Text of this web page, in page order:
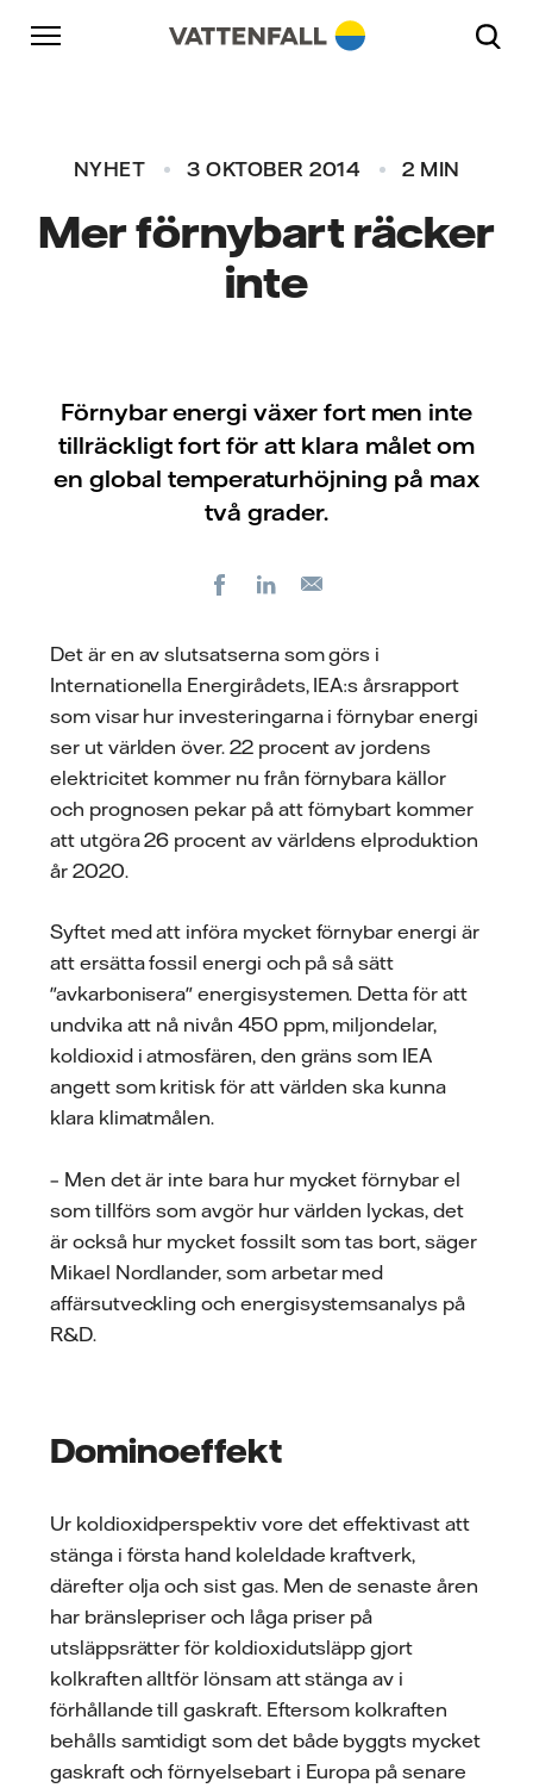
Skip to content
Gå till huvudnavigeringen
Gå till sidfoten
NYHET 3 OKTOBER 2014 2 MIN
Mer förnybart räcker
inte
Förnybar energi växer fort men inte
tillräckligt fort för att klara målet om
en global temperaturhöjning på max
två grader.
FacebookLinkedIn
Det är en av slutsatserna som görs i
Internationella Energirådets, IEA:s årsrapport
som visar hur investeringarna i förnybar energi
ser ut världen över. 22 procent av jordens
elektricitet kommer nu från förnybara källor
och prognosen pekar på att förnybart kommer
att utgöra 26 procent av världens elproduktion
år 2020.
Syftet med att införa mycket förnybar energi är
att ersätta fossil energi och på så sätt
"avkarbonisera" energisystemen. Detta för att
undvika att nå nivån 450 ppm, miljondelar,
koldioxid i atmosfären, den gräns som IEA
angett som kritisk för att världen ska kunna
klara klimatmålen.
– Men det är inte bara hur mycket förnybar el
som tillförs som avgör hur världen lyckas, det
är också hur mycket fossilt som tas bort, säger
Mikael Nordlander, som arbetar med
affärsutveckling och energisystemsanalys på
R&D.
Dominoeffekt
Ur koldioxidperspektiv vore det effektivast att
stänga i första hand koleldade kraftverk,
därefter olja och sist gas. Men de senaste åren
har bränslepriser och låga priser på
utsläppsrätter för koldioxidutsläpp gjort
kolkraften alltför lönsam att stänga av i
förhållande till gaskraft. Eftersom kolkraften
behålls samtidigt som det både byggts mycket
gaskraft och förnyelsebart i Europa på senare
Gå till huvudnavigeringen